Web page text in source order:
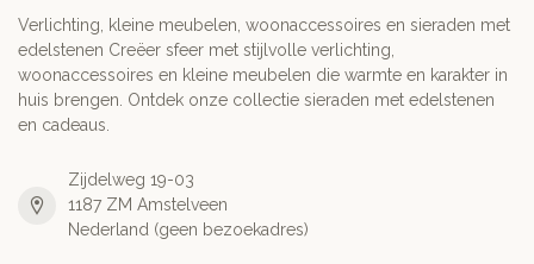
Verlichting, kleine meubelen, woonaccessoires en sieraden met
edelstenen Creëer sfeer met stijlvolle verlichting,
woonaccessoires en kleine meubelen die warmte en karakter in
huis brengen. Ontdek onze collectie sieraden met edelstenen
en cadeaus.
Zijdelweg 19-03
1187 ZM Amstelveen
Nederland (geen bezoekadres)